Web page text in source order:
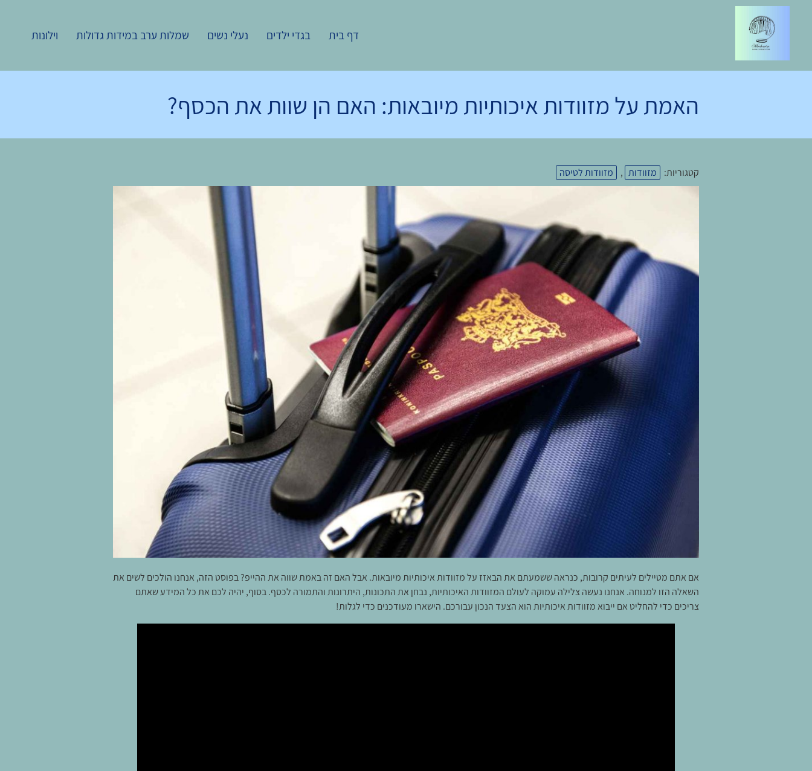
דף בית בגדי ילדים נעלי נשים שמלות ערב במידות גדולות וילונות
האמת על מזוודות איכותיות מיובאות: האם הן שוות את הכסף?
קטגוריות: מזוודות , מזוודות לטיסה
אם אתם מטיילים לעיתים קרובות, כנראה ששמעתם את הבאזז על מזוודות איכותיות מיובאות. אבל האם זה באמת שווה את ההייפ? בפוסט הזה, אנחנו הולכים לשים את
השאלה הזו למנוחה. אנחנו נעשה צלילה עמוקה לעולם המזוודות האיכותיות, נבחן את התכונות, היתרונות והתמורה לכסף. בסוף, יהיה לכם את כל המידע שאתם
צריכים כדי להחליט אם ייבוא מזוודות איכותיות הוא הצעד הנכון עבורכם. הישארו מעודכנים כדי לגלות!